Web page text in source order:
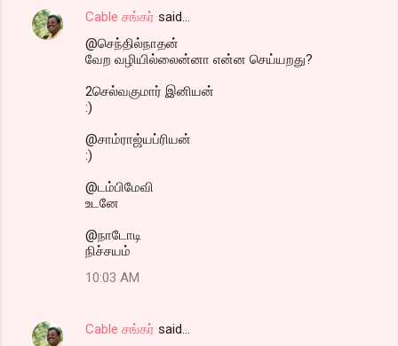
Cable சங்கர் said…
@செந்தில்நாதன்
வேற வழியில்லைன்னா என்ன செய்யறது?
2செல்வகுமார் இனியன்
:)
@சாம்ராஜ்யப்ரியன்
:)
@டம்பிமேவி
உடனே
@நாடோடி
நிச்சயம்
10:03 AM
Cable சங்கர் said…